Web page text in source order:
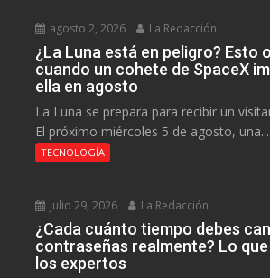
agosto 2, 2026 La Redacción
¿La Luna está en peligro? Esto
cuando un cohete de SpaceX
ella en agosto
La Luna se prepara para recibir un
El próximo miércoles 5 de agosto, una...
TECNOLOGÍA
julio 29, 2026 La Redacción
¿Cada cuánto tiempo debes
contraseñas realmente? Lo
los expertos